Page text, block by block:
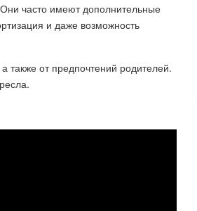
часто имеют дополнительные
и даже возможность
также от предпочтений родителей.